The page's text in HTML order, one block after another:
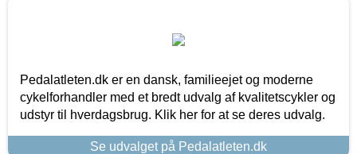
Pedalatleten.dk er en dansk, familieejet og moderne
cykelforhandler med et bredt udvalg af kvalitetscykler og
udstyr til hverdagsbrug. Klik her for at se deres udvalg.
Se udvalget på Pedalatleten.dk